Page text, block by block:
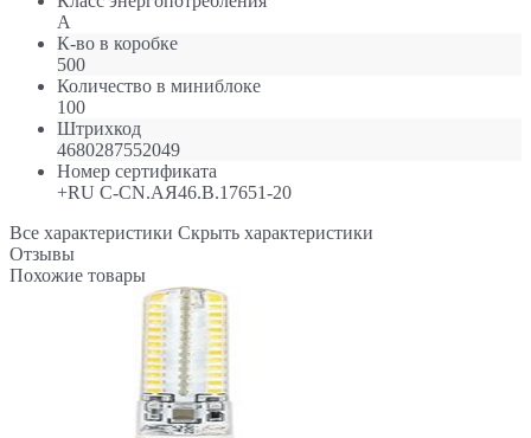
A
К-во в коробке
500
Количество в миниблоке
100
Штрихкод
4680287552049
Номер сертификата
+RU С-CN.АЯ46.В.17651-20
Все характеристики Скрыть характеристики
Отзывы
Похожие товары